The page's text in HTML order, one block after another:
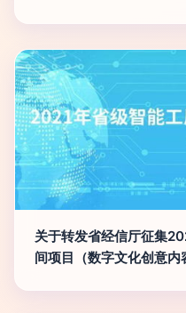
关于转发省经信厅征集
间项目（数字文化创意